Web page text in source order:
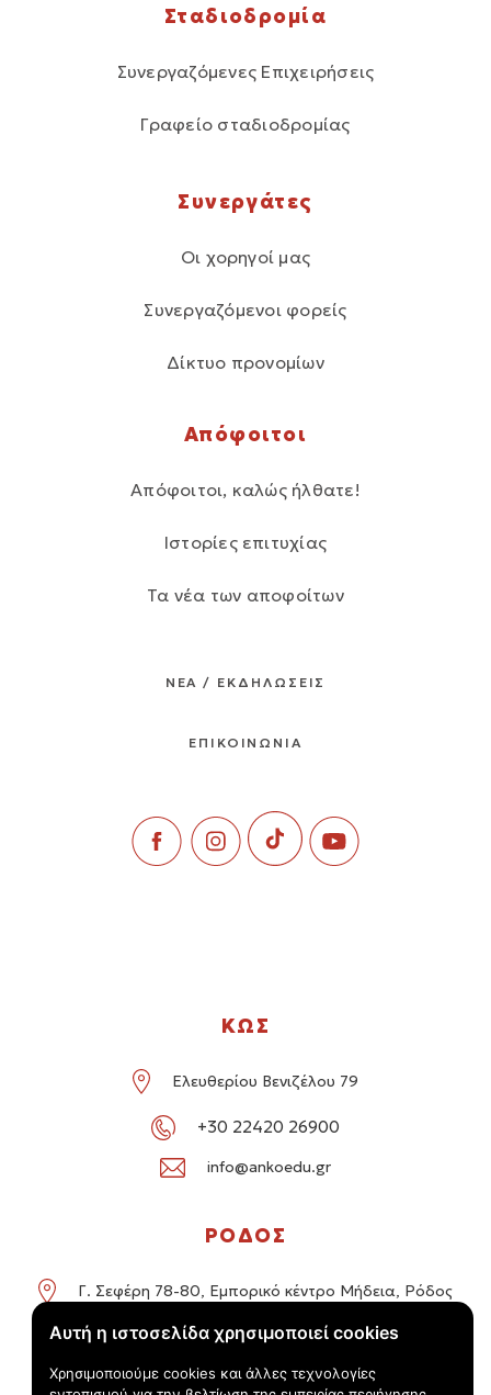
Αυτή η ιστοσελίδα χρησιμοποιεί cookies
Χρησιμοποιούμε cookies και άλλες τεχνολογίες
Σταδιοδρομία
Συνεργαζόμενες Επιχειρήσεις
Γραφείο σταδιοδρομίας
Συνεργάτες
Οι χορηγοί μας
Συνεργαζόμενοι φορείς
Δίκτυο προνομίων
Απόφοιτοι
Απόφοιτοι, καλώς ήλθατε!
Ιστορίες επιτυχίας
Τα νέα των αποφοίτων
ΝΕΑ / ΕΚΔΗΛΩΣΕΙΣ
ΕΠΙΚΟΙΝΩΝΙΑ
ΚΩΣ
Ελευθερίου Βενιζέλου 79
+30 22420 26900
info@ankoedu.gr
ΡΟΔΟΣ
Γ. Σεφέρη 78-80, Εμπορικό κέντρο Μήδεια, Ρόδος
+30 22414 01016 / +30 22410 62488
info@ankoedu.gr